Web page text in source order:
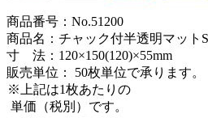
商品番号：No.51200
商品名：チャック付半透明マット
寸 法：120×150(120)×55mm
販売単位：
50枚単位で承ります。
※上記は1枚あたりの
単価（税別）です。